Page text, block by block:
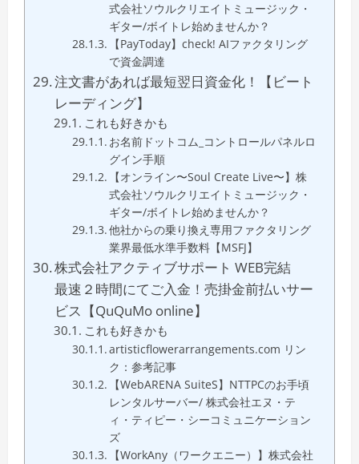
式会社ソウルクリエイトミュージック・
ギター/ボイトレ始めませんか？
【PayToday】check! AIファクタリング
で資金調達
注文書があれば最短翌日資金化！【ビート
レーディング】
これも好きかも
お名前ドットコム_コントロールパネルロ
グイン手順
【オンライン〜Soul Create Live〜】株
式会社ソウルクリエイトミュージック・
ギター/ボイトレ始めませんか？
他社からの乗り換え専用ファクタリング
業界最低水準手数料【MSFJ】
株式会社アクティブサポート WEB完結
最速２時間にてご入金！売掛金前払いサー
ビス【QuQuMo online】
これも好きかも
artisticflowerarrangements.com リン
ク：参考記事
【WebARENA SuiteS】NTTPCのお手頃
レンタルサーバー/ 株式会社エヌ・テ
ィ・ティピー・シーコミュニケーション
ズ
【WorkAny（ワークエニー）】株式会社